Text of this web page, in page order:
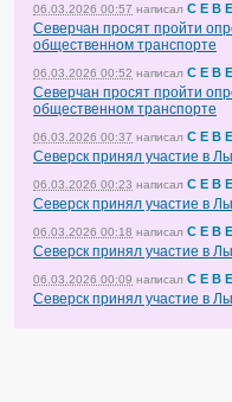
06.03.2026 00:57 написал С Е В
Северчан просят пройти
общественном транспорте
06.03.2026 00:52 написал С Е В
Северчан просят пройти
общественном транспорте
06.03.2026 00:37 написал С Е В
Северск принял участие в
06.03.2026 00:23 написал С Е В
Северск принял участие в
06.03.2026 00:18 написал С Е В
Северск принял участие в
06.03.2026 00:09 написал С Е В
Северск принял участие в